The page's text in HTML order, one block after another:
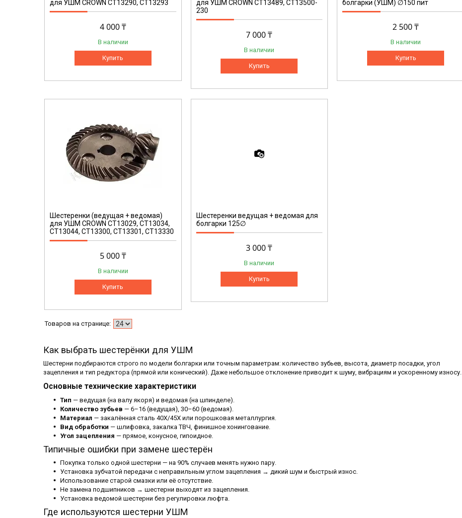
для УШМ CROWN CT13290, CT13293
4 000 ₸
В наличии
Купить
для УШМ CROWN CT13489, CT13500-
230
7 000 ₸
В наличии
Купить
болгарки (УШМ) ∅150 пит
2 500 ₸
В наличии
Купить
Шестеренки (ведущая + ведомая)
для УШМ CROWN CT13029, CT13034,
CT13044, CT13300, CT13301, CT13330
5 000 ₸
В наличии
Купить
Шестеренки ведущая + ведомая для
болгарки 125∅
3 000 ₸
В наличии
Купить
Как выбрать шестерёнки для УШМ
Шестерни подбираются строго по модели болгарки или точным параметрам: количество зубьев, высота, диаметр посадки, угол
зацепления и тип редуктора (прямой или конический). Даже небольшое отклонение приводит к шуму, вибрациям и ускоренному износу.
Основные технические характеристики
Тип — ведущая (на валу якоря) и ведомая (на шпинделе).
Количество зубьев — 6–16 (ведущая), 30–60 (ведомая).
Материал — закалённая сталь 40Х/45Х или порошковая металлургия.
Вид обработки — шлифовка, закалка ТВЧ, финишное хонингование.
Угол зацепления — прямое, конусное, гипоидное.
Типичные ошибки при замене шестерён
Покупка только одной шестерни — на 90% случаев менять нужно пару.
Установка зубчатой передачи с неправильным углом зацепления → дикий шум и быстрый износ.
Использование старой смазки или её отсутствие.
Не замена подшипников → шестерни выходят из зацепления.
Установка ведомой шестерни без регулировки люфта.
Где используются шестерни УШМ